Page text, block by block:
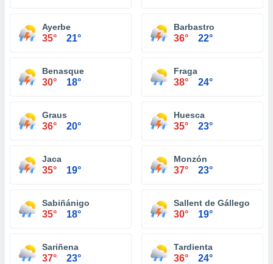
Ayerbe
35° 21°
Barbastro
36° 22°
Benasque
30° 18°
Fraga
38° 24°
Graus
36° 20°
Huesca
35° 23°
Jaca
35° 19°
Monzón
37° 23°
Sabiñánigo
35° 18°
Sallent de Gállego
30° 19°
Sariñena
37° 23°
Tardienta
36° 24°